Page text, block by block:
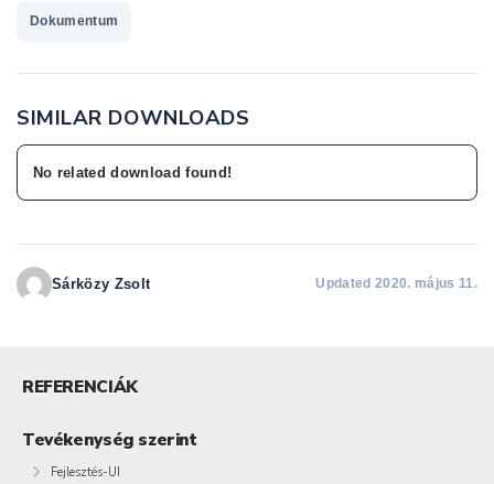
Dokumentum
SIMILAR DOWNLOADS
No related download found!
Sárközy Zsolt Updated 2020. május 11.
REFERENCIÁK
Tevékenység szerint
Fejlesztés-UI